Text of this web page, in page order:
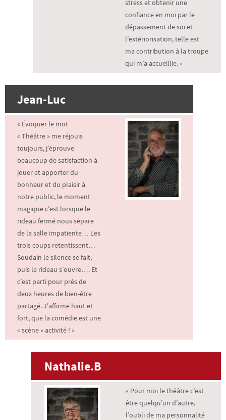
stress et obtenir une
confiance en moi par le
dépassement de soi et
l’extériorisation, telle est
ma contribution à la troupe
qui m’a accueillie. »
Jean-Luc
« Évoquer le mot
« Théâtre » me réjouis
toujours, j’éprouve
beaucoup de satisfaction à
jouer et apporter du
bonheur et du plaisir à
notre public, le moment
magique c’est lorsque le
rideau fermé nous sépare
de la salle impatiente… Les
trois coups retentissent…
Soudain le silence se fait,
puis le rideau s’ouvre…. Et
c’est parti pour près de
deux heures de bien-être
partagé. J’affirme haut et
fort, que la comédie est une
« scène » activité ! »
Nathalie.B
« Pour moi le théâtre c’est
être quelqu’un d’autre,
l’oubli de ma personnalité